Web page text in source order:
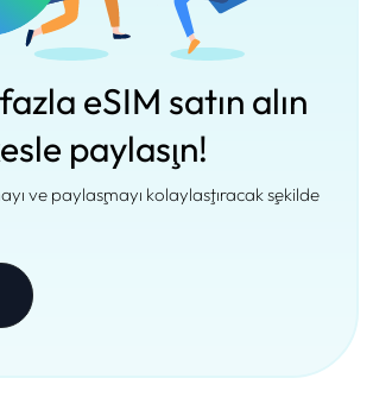
eSIM satın alın
paylaşın!
ve paylaşmayı kolaylaştıracak şekilde